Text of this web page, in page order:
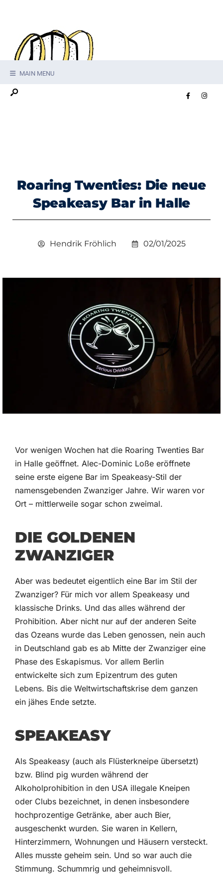
MAIN MENU
Roaring Twenties: Die neue
Speakeasy Bar in Halle
Hendrik Fröhlich 02/01/2025
Vor wenigen Wochen hat die Roaring Twenties Bar
in Halle geöffnet. Alec-Dominic Loße eröffnete
seine erste eigene Bar im Speakeasy-Stil der
namensgebenden Zwanziger Jahre. Wir waren vor
Ort – mittlerweile sogar schon zweimal.
DIE GOLDENEN
ZWANZIGER
Aber was bedeutet eigentlich eine Bar im Stil der
Zwanziger? Für mich vor allem Speakeasy und
klassische Drinks. Und das alles während der
Prohibition. Aber nicht nur auf der anderen Seite
das Ozeans wurde das Leben genossen, nein auch
in Deutschland gab es ab Mitte der Zwanziger eine
Phase des Eskapismus. Vor allem Berlin
entwickelte sich zum Epizentrum des guten
Lebens. Bis die Weltwirtschaftskrise dem ganzen
ein jähes Ende setzte.
SPEAKEASY
Als Speakeasy (auch als Flüsterkneipe übersetzt)
bzw. Blind pig wurden während der
Alkoholprohibition in den USA illegale Kneipen
oder Clubs bezeichnet, in denen insbesondere
hochprozentige Getränke, aber auch Bier,
ausgeschenkt wurden. Sie waren in Kellern,
Hinterzimmern, Wohnungen und Häusern versteckt.
Alles musste geheim sein. Und so war auch die
Stimmung. Schummrig und geheimnisvoll.